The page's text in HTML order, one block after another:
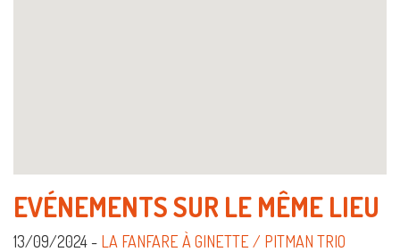
EVÉNEMENTS SUR LE MÊME LIEU
13/09/2024 - LA FANFARE À GINETTE / PITMAN TRIO